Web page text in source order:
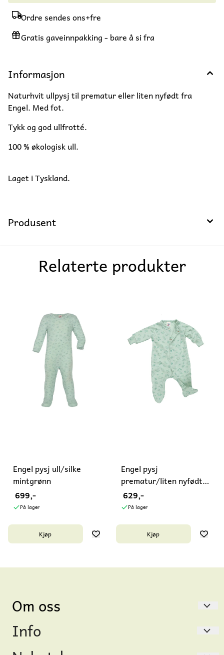
Ordre sendes ons+fre
Gratis gaveinnpakking - bare å si fra
Informasjon
Naturhvit ullpysj til prematur eller liten nyfødt fra
Engel. Med fot.
Tykk og god ullfrotté.
100 % økologisk ull.
Laget i Tyskland.
Produsent
Relaterte produkter
Engel pysj ull/silke
mintgrønn
699,-
På lager
Kjøp
Engel pysj
prematur/liten nyfødt
ull/silke
629,-
På lager
Kjøp
Om oss
Gåsungen
Info
Hvem er vi?